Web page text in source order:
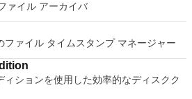
ァイル アーカイバ
ファイル タイムスタンプ マネージャー
ィションを使用した効率的なディスクク